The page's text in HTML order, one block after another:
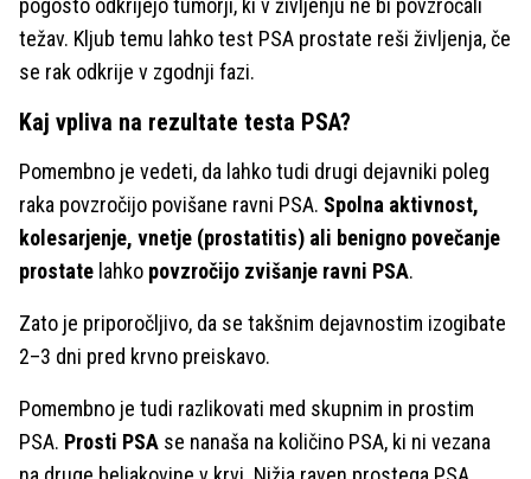
pogosto odkrijejo tumorji, ki v življenju ne bi povzročali
težav. Kljub temu lahko test PSA prostate reši življenja, če
se rak odkrije v zgodnji fazi.
Kaj vpliva na rezultate testa PSA?
Pomembno je vedeti, da lahko tudi drugi dejavniki poleg
raka povzročijo povišane ravni PSA. Spolna aktivnost,
kolesarjenje, vnetje (prostatitis) ali benigno povečanje
prostate lahko povzročijo zvišanje ravni PSA.
Zato je priporočljivo, da se takšnim dejavnostim izogibate
2–3 dni pred krvno preiskavo.
Pomembno je tudi razlikovati med skupnim in prostim
PSA. Prosti PSA se nanaša na količino PSA, ki ni vezana